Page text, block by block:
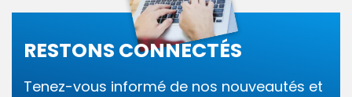
s
e
p
0
2
5
RESTONS CONNECTÉS
Tenez-vous informé de nos nouveautés et